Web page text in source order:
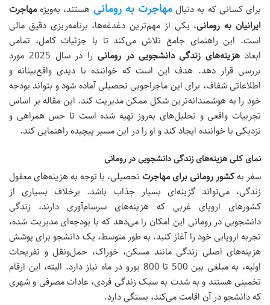
برای کسانی که به دنبال مهاجرت به رومانی هستند، به‌ویژه مهاجرت
ایرانیان به رومانی، یکی از مهم‌ترین دغدغه‌ها، برنامه‌ریزی دقیق مالی
است. این راهنمای جامع تلاش می‌کند تا با جزئیات کامل، تمامی
ابعاد هزینه‌های زندگی دانشجویی در رومانی
را در سال 2025 مورد
بررسی قرار دهد. هدف این است که خواننده با دیدی واقع‌بینانه و
اطلاعاتی شفاف، برای این ماجراجویی تحصیلی آماده شود و بتواند بودجه
خود را به هوشمندانه‌ترین شکل ممکن مدیریت کند. این مقاله بر اساس
تجربیات واقعی و تحلیل‌های به‌روز تهیه شده است تا حس همراهی و
نزدیکی با خواننده ایجاد کند و او را در این مسیر پیچیده راهنمایی کند.
نمای کلی هزینه‌های زندگی دانشجویی در رومانی
سفر بهکشور رومانی برای مهاجرت تحصیلی، با توجه به هزینه‌های معقول
زندگی، می‌تواند گزینه‌ای بسیار جذاب باشد. برخلاف بسیاری از
کشورهای اروپای غربی که هزینه‌های سرسام‌آوری دارند، زندگی
دانشجویی در رومانی این امکان را می‌دهد که با بودجه‌ای مدیریت شده،
تجربه اروپایی خود را آغاز کنید. به طور متوسط، یک دانشجو برای پوشش
هزینه‌های اصلی زندگی مانند مسکن، خوراک، حمل‌ونقل و تفریحات
اولیه، به مبلغی بین 500 تا 800 یورو در ماه نیاز دارد. البته، این ارقام
تخمینی هستند و به شدت به سبک زندگی فردی، عادات مصرفی و شهری
که دانشجو در آن اقامت می‌کند، بستگی دارد.